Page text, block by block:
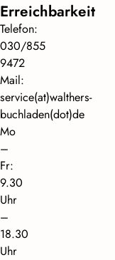
Erreichbarkeit
Telefon:
030/855
9472
Mail:
service(at)walthers-
buchladen(dot)de
Mo
–
Fr:
9.30
Uhr
–
18.30
Uhr